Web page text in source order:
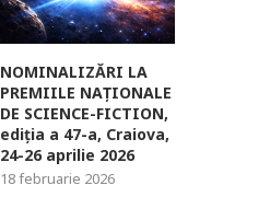
NOMINALIZĂRI LA
PREMIILE NAȚIONALE
DE SCIENCE-FICTION,
ediția a 47-a, Craiova,
24-26 aprilie 2026
18 februarie 2026